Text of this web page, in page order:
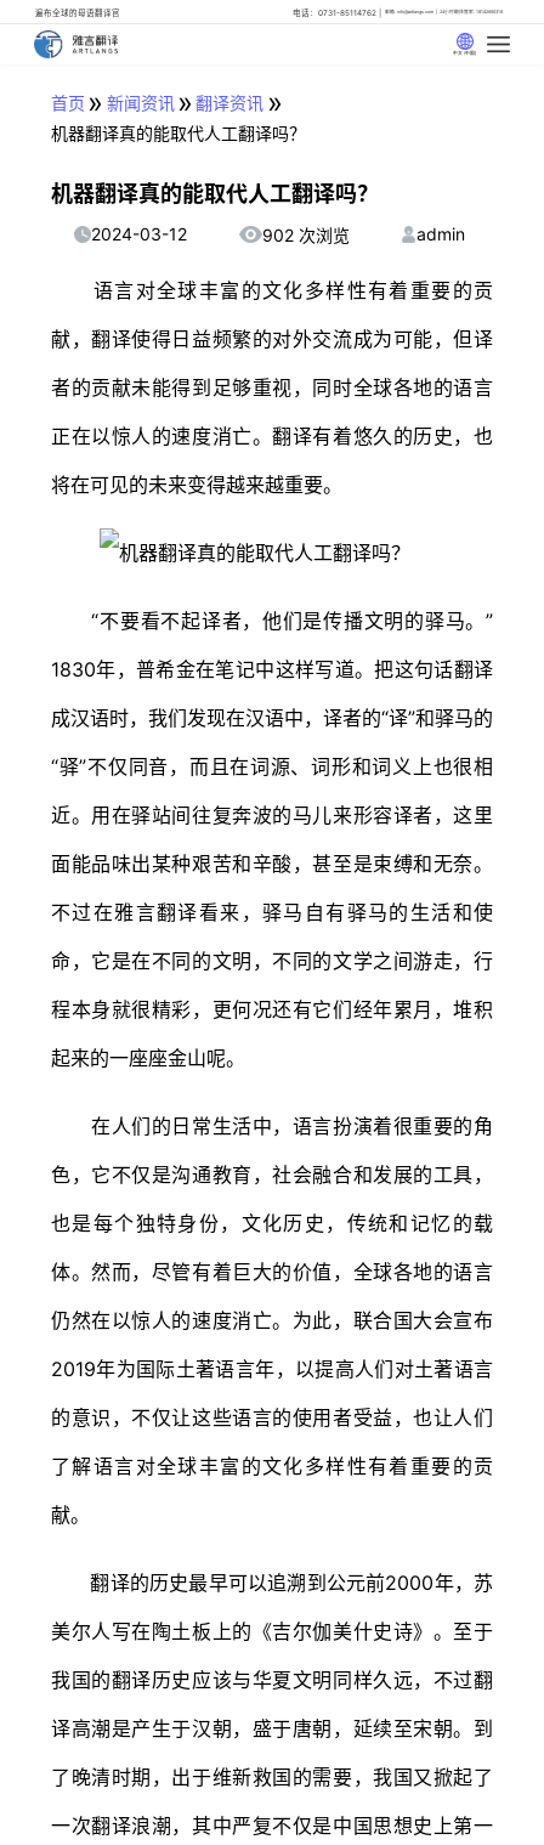
遍布全球的母语翻译官 电话：0731-85114762 邮箱: info@artlangs.com 24小时翻译管家: 18142666316
中文 (中国)
首页 » 新闻资讯» 翻译资讯 »
机器翻译真的能取代人工翻译吗？
机器翻译真的能取代人工翻译吗？
2024-03-12 902 次浏览 admin
语言对全球丰富的文化多样性有着重要的贡
献，翻译使得日益频繁的对外交流成为可能，但译
者的贡献未能得到足够重视，同时全球各地的语言
正在以惊人的速度消亡。翻译有着悠久的历史，也
将在可见的未来变得越来越重要。
“不要看不起译者，他们是传播文明的驿马。”
1830年，普希金在笔记中这样写道。把这句话翻译
成汉语时，我们发现在汉语中，译者的“译”和驿马的
“驿”不仅同音，而且在词源、词形和词义上也很相
近。用在驿站间往复奔波的马儿来形容译者，这里
面能品味出某种艰苦和辛酸，甚至是束缚和无奈。
不过在雅言翻译看来，驿马自有驿马的生活和使
命，它是在不同的文明，不同的文学之间游走，行
程本身就很精彩，更何况还有它们经年累月，堆积
起来的一座座金山呢。
在人们的日常生活中，语言扮演着很重要的角
色，它不仅是沟通教育，社会融合和发展的工具，
也是每个独特身份，文化历史，传统和记忆的载
体。然而，尽管有着巨大的价值，全球各地的语言
仍然在以惊人的速度消亡。为此，联合国大会宣布
2019年为国际土著语言年，以提高人们对土著语言
的意识，不仅让这些语言的使用者受益，也让人们
了解语言对全球丰富的文化多样性有着重要的贡
献。
翻译的历史最早可以追溯到公元前2000年，苏
美尔人写在陶土板上的《吉尔伽美什史诗》。至于
我国的翻译历史应该与华夏文明同样久远，不过翻
译高潮是产生于汉朝，盛于唐朝，延续至宋朝。到
了晚清时期，出于维新救国的需要，我国又掀起了
一次翻译浪潮，其中严复不仅是中国思想史上第一